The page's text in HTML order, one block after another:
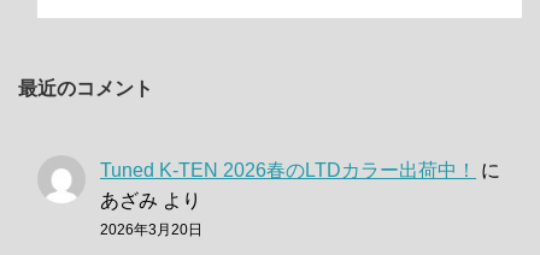
最近のコメント
Tuned K-TEN 2026春のLTDカラー出荷中！
に
あざみ より
2026年3月20日